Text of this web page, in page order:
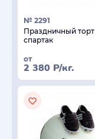
№ 2291
Праздничный торт
спартак
от
2 380 Р/кг.